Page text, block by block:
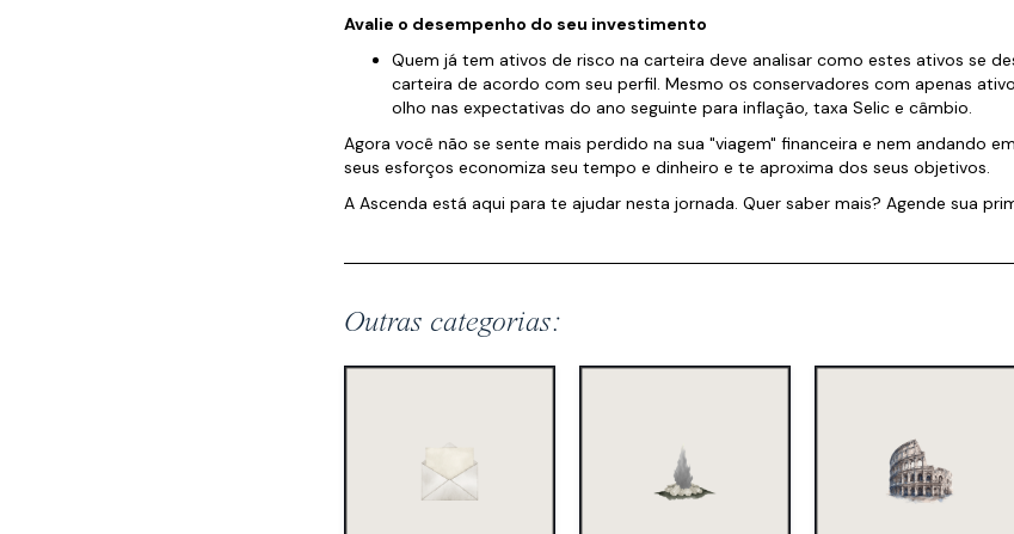
Avalie o desempenho do seu investimento
Quem já tem ativos de risco na carteira deve analisar como estes ativos se
carteira de acordo com seu perfil. Mesmo os conservadores com apenas
olho nas expectativas do ano seguinte para inflação, taxa Selic e câmbio.
Agora você não se sente mais perdido na sua "viagem" financeira e nem andando
seus esforços economiza seu tempo e dinheiro e te aproxima dos seus objetivos.
A Ascenda está aqui para te ajudar nesta jornada. Quer saber mais? Agende sua
Outras categorias: